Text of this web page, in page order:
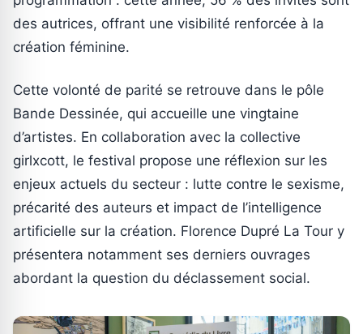
des autrices, offrant une visibilité renforcée à la
création féminine.
Cette volonté de parité se retrouve dans le pôle
Bande Dessinée, qui accueille une vingtaine
d’artistes. En collaboration avec la collective
girlxcott, le festival propose une réflexion sur les
enjeux actuels du secteur : lutte contre le sexisme,
précarité des auteurs et impact de l’intelligence
artificielle sur la création. Florence Dupré La Tour y
présentera notamment ses derniers ouvrages
abordant la question du déclassement social.